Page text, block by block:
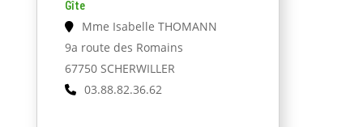
Gîte
Mme Isabelle THOMANN
9a route des Romains
67750 SCHERWILLER
03.88.82.36.62